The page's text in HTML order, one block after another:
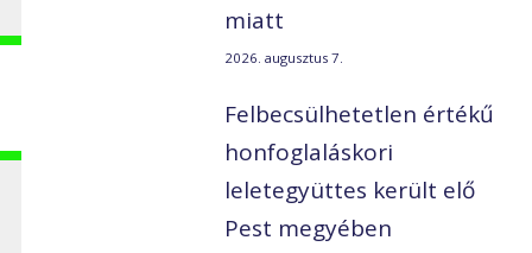
miatt
2026. augusztus 7.
Felbecsülhetetlen értékű
honfoglaláskori
leletegyüttes került elő
Pest megyében